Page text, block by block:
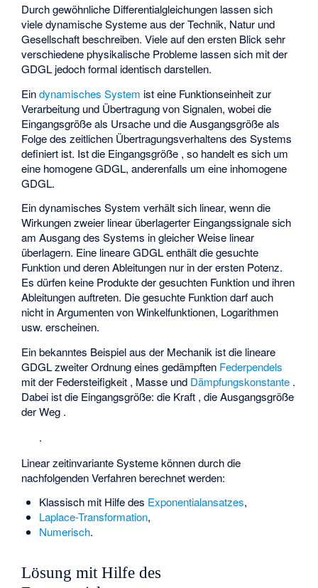
Durch gewöhnliche Differentialgleichungen lassen sich
viele dynamische Systeme aus der Technik, Natur und
Gesellschaft beschreiben. Viele auf den ersten Blick sehr
verschiedene physikalische Probleme lassen sich mit der
GDGL jedoch formal identisch darstellen.
Eindynamisches System ist eine Funktionseinheit zur
Verarbeitung und Übertragung von Signalen, wobei die
Eingangsgrößeals Ursache und die Ausgangsgrößeals
Folge des zeitlichen Übertragungsverhaltens des Systems
definiert ist. Ist die Eingangsgröße , so handelt es sich um
eine homogene GDGL, anderenfalls um eine inhomogene
GDGL.
Ein dynamisches System verhält sich linear, wenn die
Wirkungen zweier linear überlagerter Eingangssignale sich
am Ausgang des Systems in gleicher Weise linear
überlagern. Eine lineare GDGL enthält die gesuchte
Funktion und deren Ableitungen nur in der ersten Potenz.
Es dürfen keine Produkte der gesuchten Funktion und ihren
Ableitungen auftreten. Die gesuchte Funktion darf auch
nicht in Argumenten von Winkelfunktionen, Logarithmen
usw. erscheinen.
Ein bekanntes Beispiel aus der Mechanik ist die lineare
GDGL zweiter Ordnung eines gedämpften Federpendels
mit der Federsteifigkeit , Masse und Dämpfungskonstante .
Dabei ist die Eingangsgröße: die Kraft , die Ausgangsgröße
der Weg .
.
Linear zeitinvariante Systeme können durch die
nachfolgenden Verfahren berechnet werden:
Klassisch mit Hilfe des Exponentialansatzes,
Laplace-Transformation,
Numerisch.
Lösung mit Hilfe des